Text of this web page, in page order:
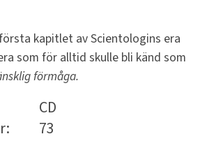
kapitlet av Scientologins era
som för alltid skulle bli känd som
förmåga.
CD
73